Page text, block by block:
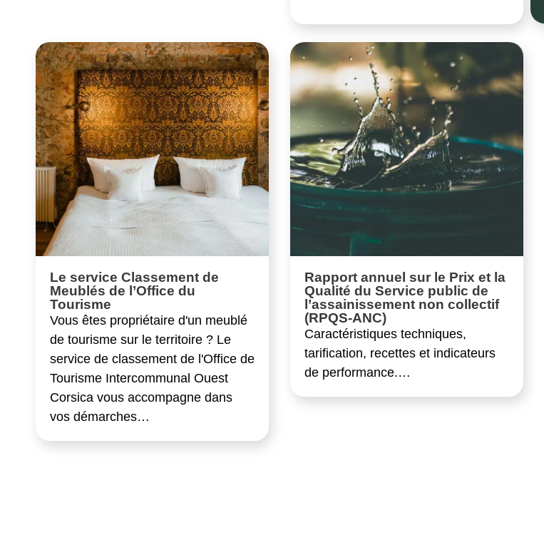
Le service Classement de
Meublés de l’Office du
Tourisme
Vous êtes propriétaire d'un meublé
de tourisme sur le territoire ? Le
service de classement de l'Office de
Tourisme Intercommunal Ouest
Corsica vous accompagne dans
vos démarches…
Rapport annuel sur le Prix et la
Qualité du Service public de
l’assainissement non collectif
(RPQS-ANC)
Caractéristiques techniques,
tarification, recettes et indicateurs
de performance.…